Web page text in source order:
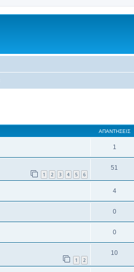
ΑΠΑΝΤΉΣΕΙΣ
1
1 2 3 4 5 6
51
4
0
0
1 2
10